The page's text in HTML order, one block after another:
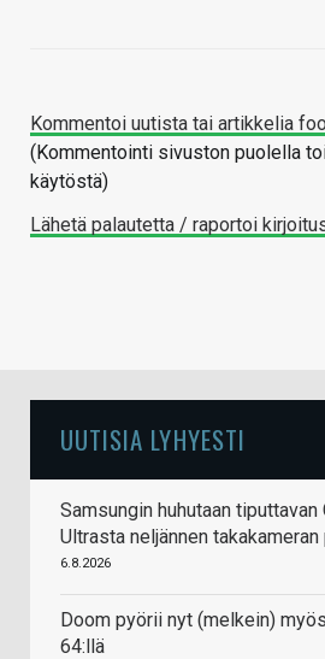
Kommentoi uutista tai artikkelia
(Kommentointi sivuston puolella
käytöstä)
Lähetä palautetta / raportoi
UUTISIA LYHYESTI
Samsungin huhutaan tiputtavan
Ultrasta neljännen
6.8.2026
Doom pyörii nyt (melkein)
64:llä